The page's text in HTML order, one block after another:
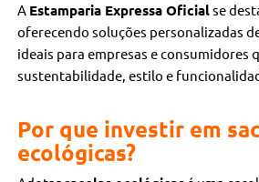
A Estamparia Expressa Oficialse
oferecendo soluções personalizadas
ideais para empresas e consumidores
sustentabilidade, estilo e
Por que investir em
ecológicas?